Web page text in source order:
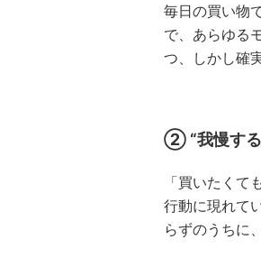
毎日の買い物
で、あらゆる
つ、しかし確
② “我慢する
「買いたく
行動に現れて
らずのうちに